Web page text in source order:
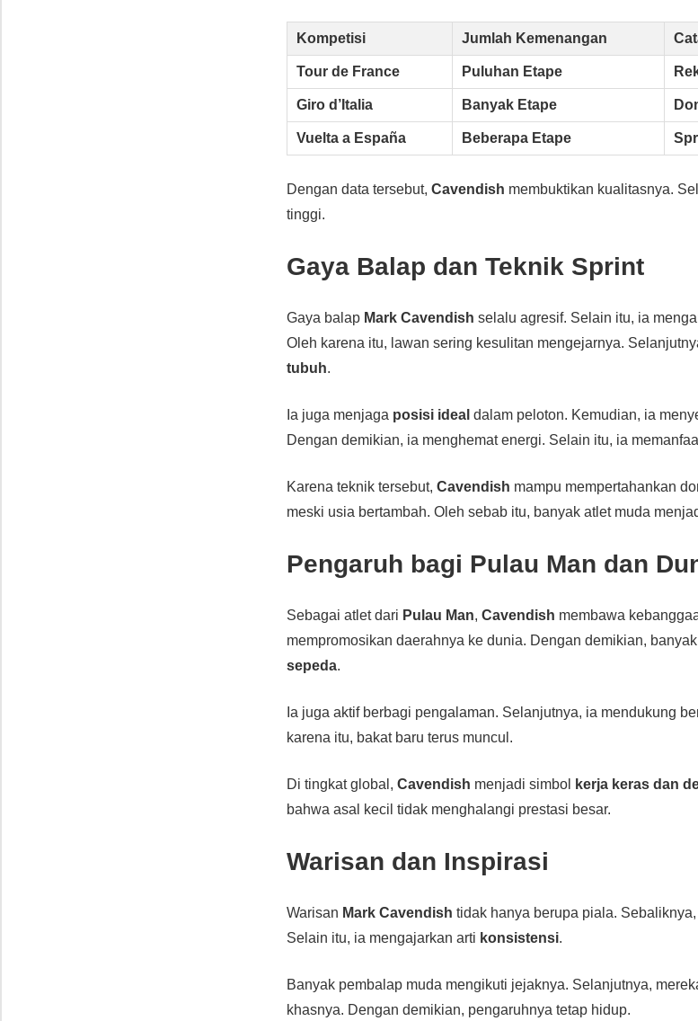
Kompetisi Jumlah Kemenangan
Tour de France Puluhan Etape
Giro d’Italia Banyak Etape
Vuelta a España Beberapa Etape
Dengan data tersebut,Cavendish membuktikan kualitasnya.
tinggi.
Gaya Balap dan Teknik Sprint
Gaya balap Mark Cavendish selalu agresif. Selain itu, ia
Oleh karena itu, lawan sering kesulitan mengejarnya.
tubuh.
Ia juga menjaga posisi ideal dalam peloton. Kemudian, ia
Dengan demikian, ia menghemat energi. Selain itu, ia
Karena teknik tersebut,Cavendish mampu mempertahankan
meski usia bertambah. Oleh sebab itu, banyak atlet muda
Pengaruh bagi Pulau Man dan
Sebagai atlet dari Pulau Man,Cavendish membawa
mempromosikan daerahnya ke dunia. Dengan demikian,
sepeda.
Ia juga aktif berbagi pengalaman. Selanjutnya, ia mendukung
karena itu, bakat baru terus muncul.
Di tingkat global,Cavendish menjadi simbol kerja keras dan
bahwa asal kecil tidak menghalangi prestasi besar.
Warisan dan Inspirasi
Warisan Mark Cavendish tidak hanya berupa piala.
Selain itu, ia mengajarkan arti konsistensi.
Banyak pembalap muda mengikuti jejaknya. Selanjutnya,
khasnya. Dengan demikian, pengaruhnya tetap hidup.